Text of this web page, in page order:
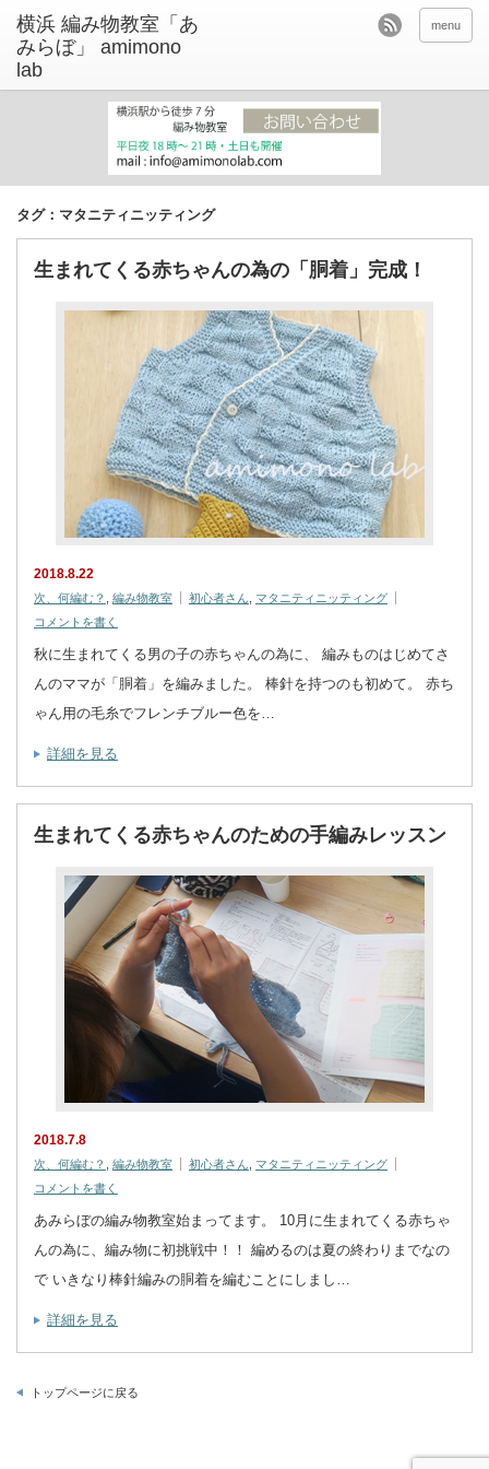
menu
タグ：マタニティニッティング
生まれてくる赤ちゃんの為の「胴着」完成！
2018.8.22
次、何編む？ , 編み物教室 初心者さん, マタニティニッティング
コメントを書く
秋に生まれてくる男の子の赤ちゃんの為に、 編みものはじめてさ
んのママが「胴着」を編みました。 棒針を持つのも初めて。 赤ち
ゃん用の毛糸でフレンチブルー色を…
詳細を見る
生まれてくる赤ちゃんのための手編みレッスン
2018.7.8
次、何編む？ 編み物教室 初心者さん
マタニティニッティング
コメントを書く
あみらぼの編み物教室始まってます。 10月に生まれてくる赤ちゃ
んの為に、編み物に初挑戦中！！ 編めるのは夏の終わりまでなの
で いきなり棒針編みの胴着を編むことにしまし…
詳細を見る
トップページに戻る